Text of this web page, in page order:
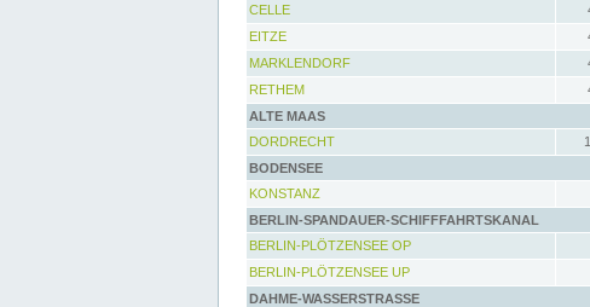
CELLE
EITZE
MARKLENDORF
RETHEM
ALTE MAAS
DORDRECHT
BODENSEE
KONSTANZ
BERLIN-SPANDAUER-SCHIFFFAHRTSKANAL
BERLIN-PLÖTZENSEE OP
BERLIN-PLÖTZENSEE UP
DAHME-WASSERSTRASSE